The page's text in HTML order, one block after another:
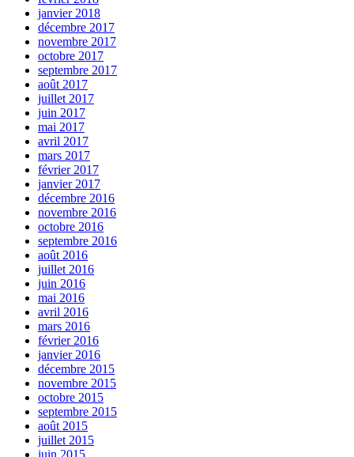
janvier 2018
décembre 2017
novembre 2017
octobre 2017
septembre 2017
août 2017
juillet 2017
juin 2017
mai 2017
avril 2017
mars 2017
février 2017
janvier 2017
décembre 2016
novembre 2016
octobre 2016
septembre 2016
août 2016
juillet 2016
juin 2016
mai 2016
avril 2016
mars 2016
février 2016
janvier 2016
décembre 2015
novembre 2015
octobre 2015
septembre 2015
août 2015
juillet 2015
juin 2015